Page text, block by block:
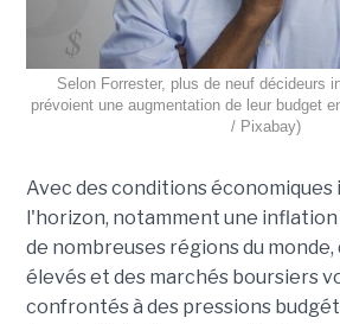
Selon Forrester, plus de neuf décideurs
prévoient une augmentation de leur budget
/ Pixabay)
Avec des conditions économiques
l'horizon, notamment une
de nombreuses régions du
élevés et des marchés boursiers
confrontés à des pressions